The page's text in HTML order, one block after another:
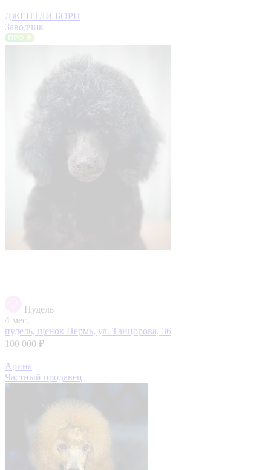
ДЖЕНТЛИ БОРН
Заводчик
Пудель
4 мес.
пудель, щенок Пермь, ул. Танцорова, 36
100 000 ₽
Арина
Частный продавец